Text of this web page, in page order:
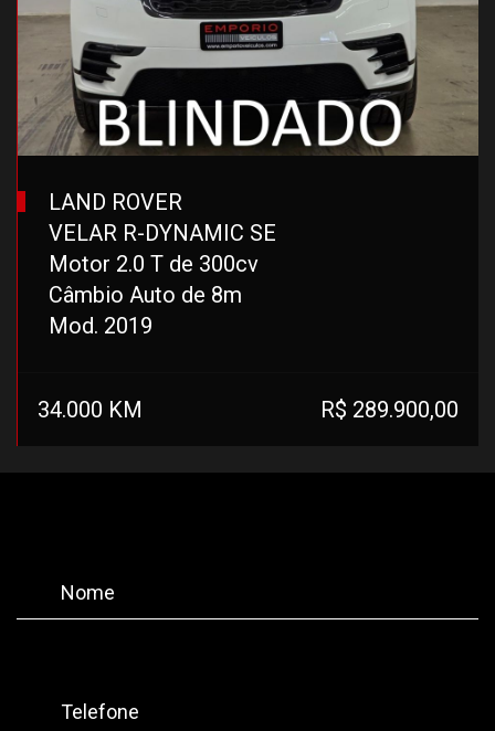
LAND ROVER
VELAR R-DYNAMIC SE
Motor 2.0 T de 300cv
Câmbio Auto de 8m
Mod. 2019
34.000 KM R$ 289.900,00
Nome
Telefone